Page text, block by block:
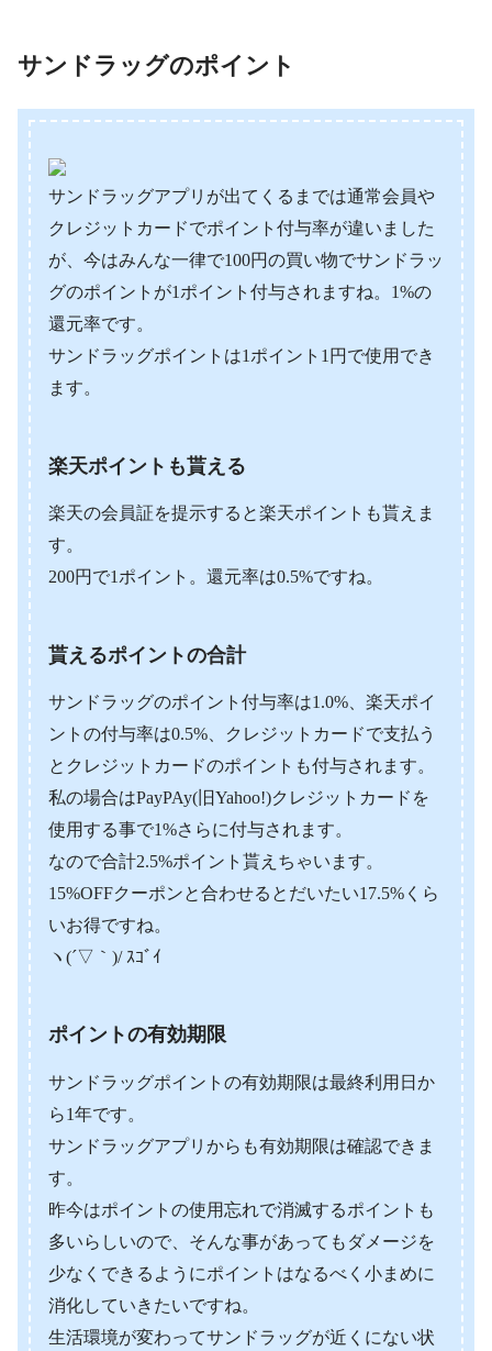
サンドラッグのポイント
サンドラッグアプリが出てくるまでは通常会員や
クレジットカードでポイント付与率が違いました
が、今はみんな一律で100円の買い物でサンドラッ
グのポイントが1ポイント付与されますね。1%の
還元率です。
サンドラッグポイントは1ポイント1円で使用でき
ます。
楽天ポイントも貰える
楽天の会員証を提示すると楽天ポイントも貰えま
す。
200円で1ポイント。還元率は0.5%ですね。
貰えるポイントの合計
サンドラッグのポイント付与率は1.0%、楽天ポイ
ントの付与率は0.5%、クレジットカードで支払う
とクレジットカードのポイントも付与されます。
私の場合はPayPAy(旧Yahoo!)クレジットカードを
使用する事で1%さらに付与されます。
なので合計2.5%ポイント貰えちゃいます。
15%OFFクーポンと合わせるとだいたい17.5%くら
いお得ですね。
ヽ(´▽｀)/ ｽｺﾞｲ
ポイントの有効期限
サンドラッグポイントの有効期限は最終利用日か
ら1年です。
サンドラッグアプリからも有効期限は確認できま
す。
昨今はポイントの使用忘れで消滅するポイントも
多いらしいので、そんな事があってもダメージを
少なくできるようにポイントはなるべく小まめに
消化していきたいですね。
生活環境が変わってサンドラッグが近くにない状